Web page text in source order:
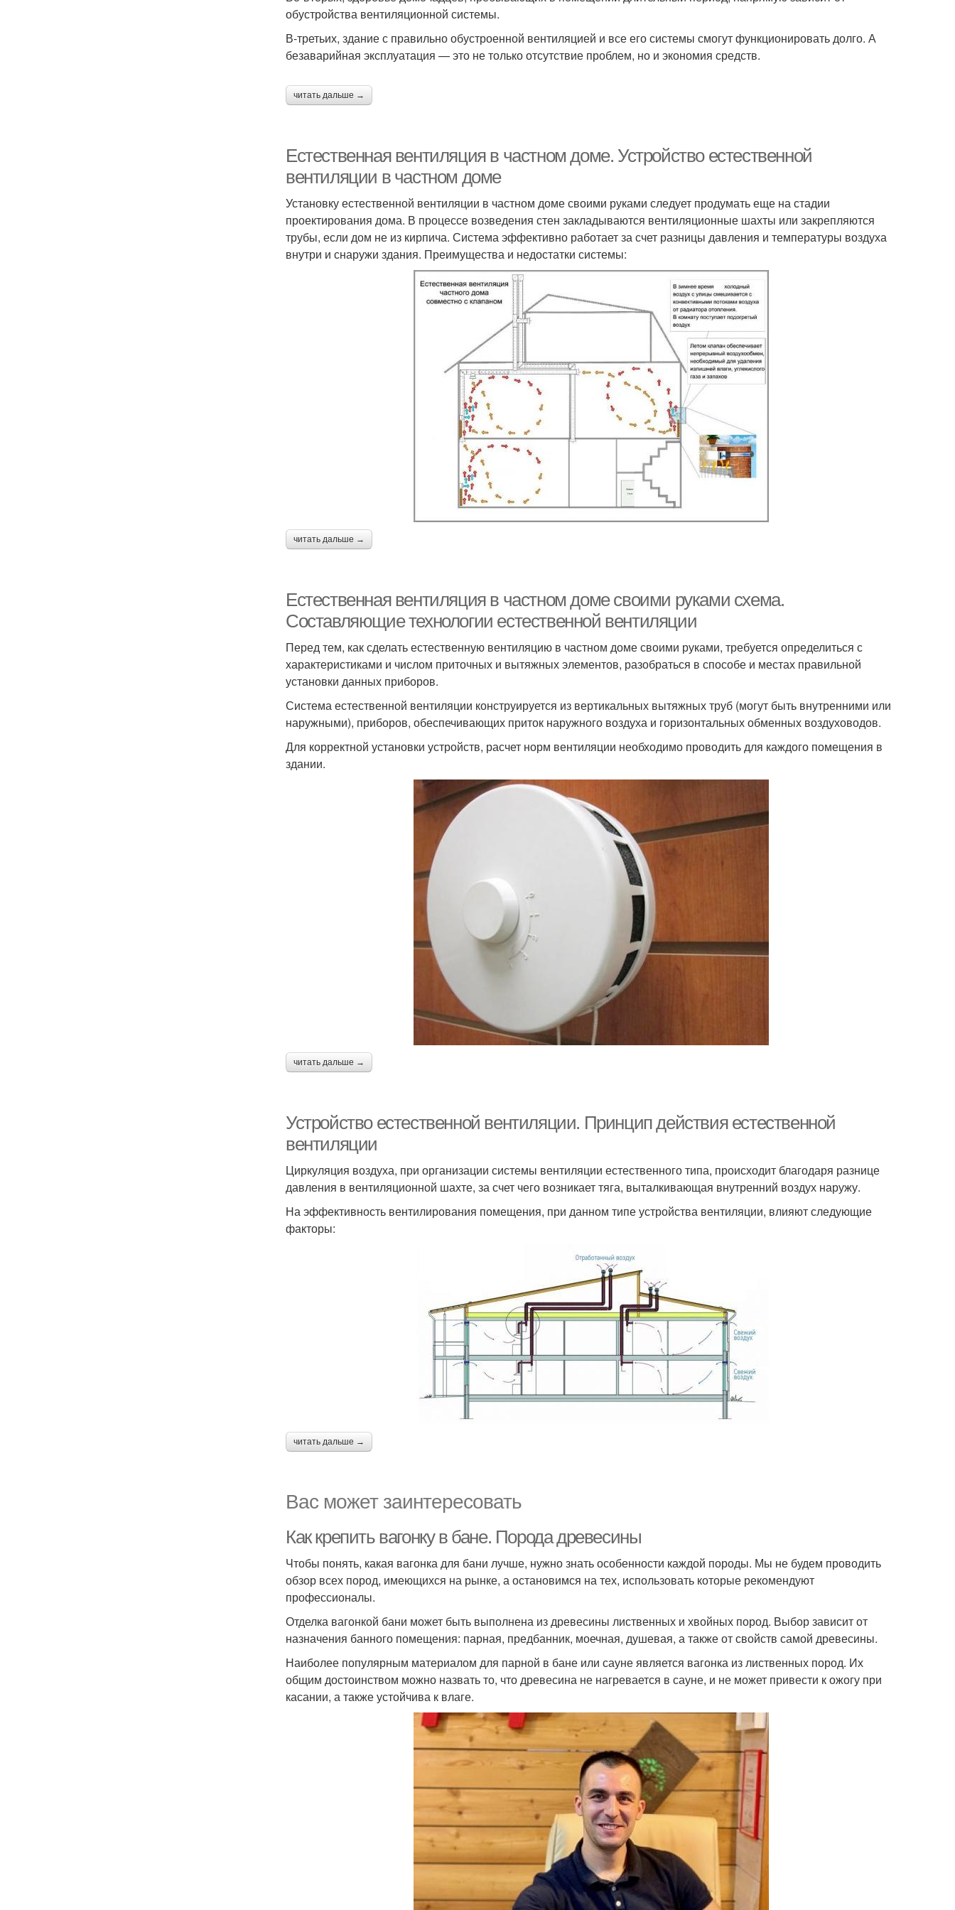
обустройства вентиляционной системы.
В-третьих, здание с правильно обустроенной вентиляцией и все его системы смогут функционировать долго. А
безаварийная эксплуатация — это не только отсутствие проблем, но и экономия средств.
читать дальше →
Естественная вентиляция в частном доме. Устройство естественной
вентиляции в частном доме
Установку естественной вентиляции в частном доме своими руками следует продумать еще на стадии
проектирования дома. В процессе возведения стен закладываются вентиляционные шахты или закрепляются
трубы, если дом не из кирпича. Система эффективно работает за счет разницы давления и температуры воздуха
внутри и снаружи здания. Преимущества и недостатки системы:
читать дальше →
Естественная вентиляция в частном доме своими руками схема.
Составляющие технологии естественной вентиляции
Перед тем, как сделать естественную вентиляцию в частном доме своими руками, требуется определиться с
характеристиками и числом приточных и вытяжных элементов, разобраться в способе и местах правильной
установки данных приборов.
Система естественной вентиляции конструируется из вертикальных вытяжных труб (могут быть внутренними или
наружными), приборов, обеспечивающих приток наружного воздуха и горизонтальных обменных воздуховодов.
Для корректной установки устройств, расчет норм вентиляции необходимо проводить для каждого помещения в
здании.
читать дальше →
Устройство естественной вентиляции. Принцип действия естественной
вентиляции
Циркуляция воздуха, при организации системы вентиляции естественного типа, происходит благодаря разнице
давления в вентиляционной шахте, за счет чего возникает тяга, выталкивающая внутренний воздух наружу.
На эффективность вентилирования помещения, при данном типе устройства вентиляции, влияют следующие
факторы:
читать дальше →
Вас может заинтересовать
Как крепить вагонку в бане. Порода древесины
Чтобы понять, какая вагонка для бани лучше, нужно знать особенности каждой породы. Мы не будем проводить
обзор всех пород, имеющихся на рынке, а остановимся на тех, использовать которые рекомендуют
профессионалы.
Отделка вагонкой бани может быть выполнена из древесины лиственных и хвойных пород. Выбор зависит от
назначения банного помещения: парная, предбанник, моечная, душевая, а также от свойств самой древесины.
Наиболее популярным материалом для парной в бане или сауне является вагонка из лиственных пород. Их
общим достоинством можно назвать то, что древесина не нагревается в сауне, и не может привести к ожогу при
касании, а также устойчива к влаге.